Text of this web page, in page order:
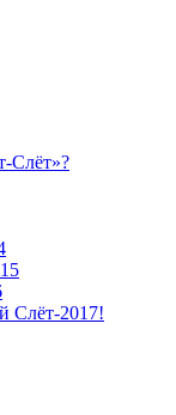
Слёт»?
Слёт-2017!